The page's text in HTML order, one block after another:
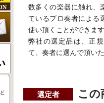
数多くの楽器に触れ、
ているプロ奏者による
使い頂くことができます
弊社の選定品は、正
て、奏者に選んで頂い
選定者 この